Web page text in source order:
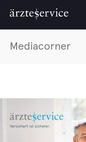
Mediacorner